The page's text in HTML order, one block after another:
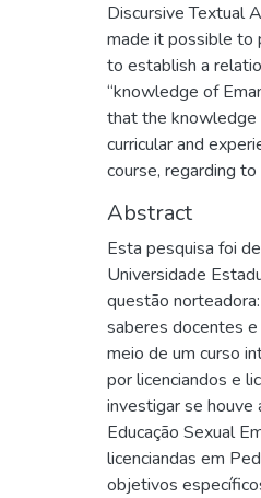
Discursive Textual
made it possible to
to establish a
“knowledge of
that the knowledge
curricular and
course, regarding
Abstract
Esta pesquisa foi
Universidade
questão
saberes docentes e
meio de um curso
por licenciandos e
investigar se houve
Educação Sexual
licenciandas em
objetivos